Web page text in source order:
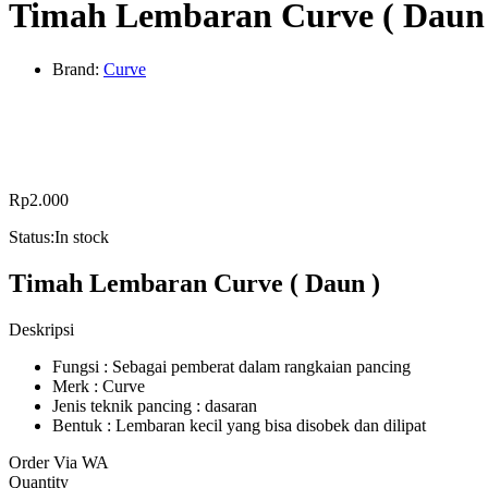
Timah Lembaran Curve (
Brand: Curve
Rp2.000
Status:In stock
Timah Lembaran Curve ( Daun )
Deskripsi
Fungsi : Sebagai pemberat dalam rangkaian pancing
Merk : Curve
Jenis teknik pancing : dasaran
Bentuk : Lembaran kecil yang bisa disobek dan dilipat
Order Via WA
Timah
Quantity